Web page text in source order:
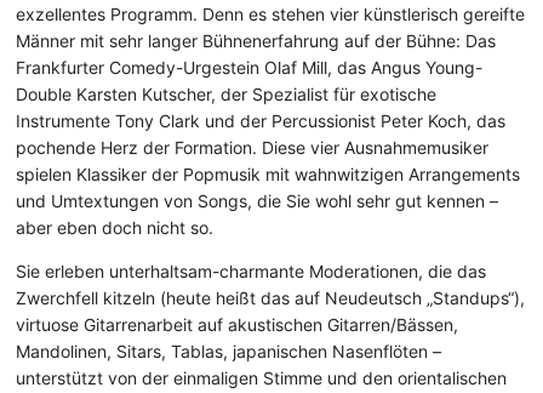
exzellentes Programm. Denn es stehen vier künstlerisch gereifte
Männer mit sehr langer Bühnenerfahrung auf der Bühne: Das
Frankfurter Comedy-Urgestein Olaf Mill, das Angus Young-
Double Karsten Kutscher, der Spezialist für exotische
Instrumente Tony Clark und der Percussionist Peter Koch, das
pochende Herz der Formation. Diese vier Ausnahmemusiker
spielen Klassiker der Popmusik mit wahnwitzigen Arrangements
und Umtextungen von Songs, die Sie wohl sehr gut kennen –
aber eben doch nicht so.
Sie erleben unterhaltsam-charmante Moderationen, die das
Zwerchfell kitzeln (heute heißt das auf Neudeutsch „Standups“),
virtuose Gitarrenarbeit auf akustischen Gitarren/Bässen,
Mandolinen, Sitars, Tablas, japanischen Nasenflöten –
unterstützt von der einmaligen Stimme und den orientalischen